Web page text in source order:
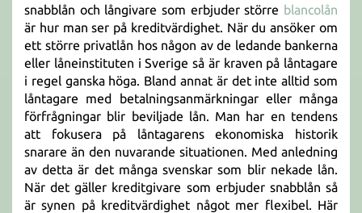
snabblån och långivare som erbjuder större blancolån
är hur man ser på kreditvärdighet. När du ansöker om
ett större privatlån hos någon av de ledande bankerna
eller låneinstituten i Sverige så är kraven på låntagare
i regel ganska höga. Bland annat är det inte alltid som
låntagare med betalningsanmärkningar eller många
förfrågningar blir beviljade lån. Man har en tendens
att fokusera på låntagarens ekonomiska historik
snarare än den nuvarande situationen. Med anledning
av detta är det många svenskar som blir nekade lån.
När det gäller kreditgivare som erbjuder snabblån så
är synen på kreditvärdighet något mer flexibel. Här